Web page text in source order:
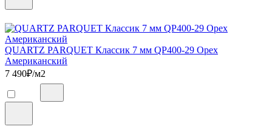
QUARTZ PARQUET Классик 7 мм QP400-29 Орех
Американский
7 490₽/м2